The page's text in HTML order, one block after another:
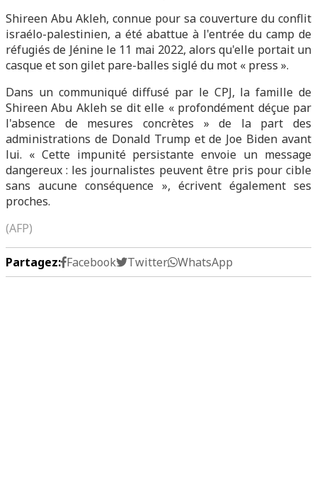
Shireen Abu Akleh, connue pour sa couverture du conflit
israélo-palestinien, a été abattue à l'entrée du camp de
réfugiés de Jénine le 11 mai 2022, alors qu'elle portait un
casque et son gilet pare-balles siglé du mot « press ».
Dans un communiqué diffusé par le CPJ, la famille de
Shireen Abu Akleh se dit elle « profondément déçue par
l'absence de mesures concrètes » de la part des
administrations de Donald Trump et de Joe Biden avant
lui. « Cette impunité persistante envoie un message
dangereux : les journalistes peuvent être pris pour cible
sans aucune conséquence », écrivent également ses
proches.
(AFP)
Partagez: Facebook Twitter WhatsApp